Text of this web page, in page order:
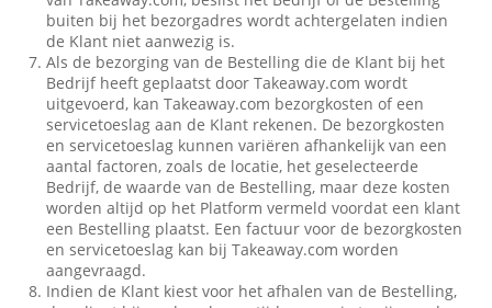
buiten bij het bezorgadres wordt achtergelaten indien
de Klant niet aanwezig is.
Als de bezorging van de Bestelling die de Klant bij het
Bedrijf heeft geplaatst door Takeaway.com wordt
uitgevoerd, kan Takeaway.com bezorgkosten of een
servicetoeslag aan de Klant rekenen. De bezorgkosten
en servicetoeslag kunnen variëren afhankelijk van een
aantal factoren, zoals de locatie, het geselecteerde
Bedrijf, de waarde van de Bestelling, maar deze kosten
worden altijd op het Platform vermeld voordat een klant
een Bestelling plaatst. Een factuur voor de bezorgkosten
en servicetoeslag kan bij Takeaway.com worden
aangevraagd.
Indien de Klant kiest voor het afhalen van de Bestelling,